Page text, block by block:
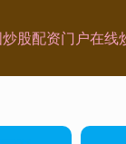
股配资门户在线